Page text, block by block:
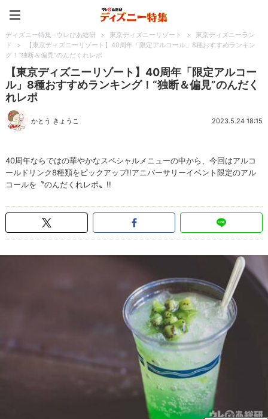
ディズニー特集 -ウレぴあ総研 > 東京ディズニーリゾート >
東京ディズニーラン
ド
>
【東京ディズニーリゾート】40周年「限定アルコール」8種おすすめランキン
グ！“独断＆偏見”のんだくれレポ
【東京ディズニーリゾート】40周年「限定アルコー
ル」8種おすすめランキング！“独断＆偏見”のんだく
れレポ
かとう きょうこ 2023.5.24 18:15
40周年ならではの華やかなスペシャルメニューの中から、今回はアルコ
ールドリンク8種類をピックアップ!!アニバーサリーイベント限定のアル
コールを〝のんだくれレポ〟!!